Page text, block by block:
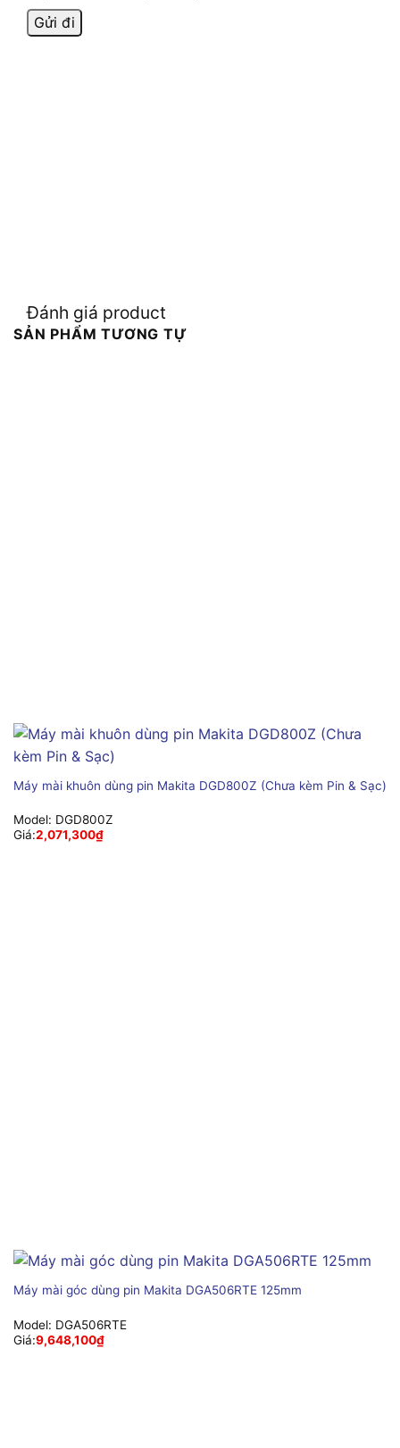
Đánh giá product
SẢN PHẨM TƯƠNG TỰ
Máy mài khuôn dùng pin Makita DGD800Z (Chưa kèm Pin & Sạc)
Model: DGD800Z
Giá:2,071,300₫
Máy mài góc dùng pin Makita DGA506RTE 125mm
Model: DGA506RTE
Giá:9,648,100₫